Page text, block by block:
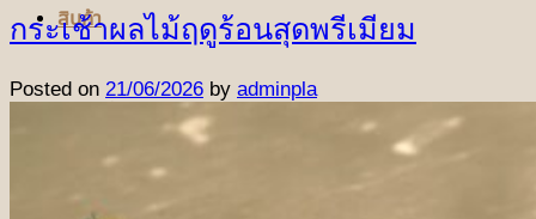
สินค้า
ชุดผลไม้ตามเทศกาล
ชุดเทศกาลปีใหม่
ชุดเทศกาลวันแห่งความรัก
กระเช้าผลไม้ฤดูร้อนสุดพรีเมียม
Posted on 21/06/2026 by adminpla